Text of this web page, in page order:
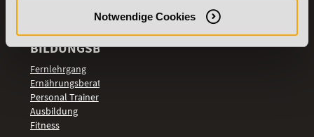
Notwendige Cookies
Mentaltrainer
Motivationstrainer
BILDUNGSBEREICHE
Fernlehrgang
Ernährungsberater
Personal Trainer
Ausbildung
Fitness